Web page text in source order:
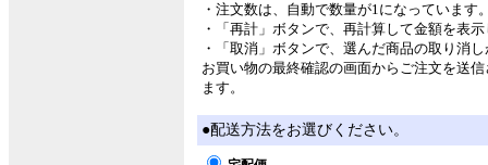
・注文数は、自動で数量が1になっていま
・「再計」ボタンで、再計算して金額を表
・「取消」ボタンで、選んだ商品の取り消
お買い物の最終確認の画面からご注文を送
ます。
●配送方法をお選びください。